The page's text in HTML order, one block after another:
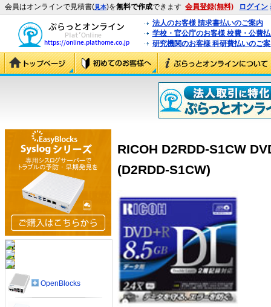
会員はオンラインで見積書(見本)を無料で作成できます 会員登録(無料) ログイン
法人のお客様 請求書払いのご案内
学校・官公庁のお客様 校費・公費
研究機関のお客様 科研費払いのご
RICOH D2RDD-S1CW
(D2RDD-S1CW)
OpenBlocks